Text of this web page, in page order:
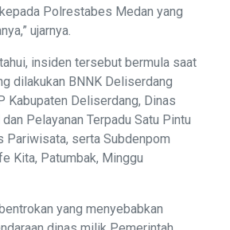
Polrestabes Medan yang
ujarnya.
insiden tersebut bermula saat
dilakukan BNNK Deliserdang
Kabupaten Deliserdang, Dinas
Pelayanan Terpadu Satu Pintu
Pariwisata, serta Subdenpom
Kita, Patumbak, Minggu
yang menyebabkan